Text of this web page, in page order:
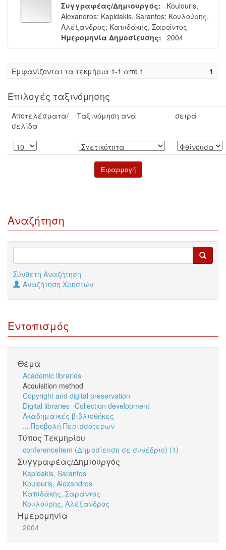
Συγγραφέας/Δημιουργός:
Koulouris,
Alexandros; Kapidakis, Sarantos; Κουλούρης,
Αλέξανδρος; Καπιδάκης, Σαράντος
Ημερομηνία Δημοσίευσης: 2004
Eμφανίζονται τα τεκμήρια 1-1 από 1 1
Επιλογές ταξινόμησης
Αποτελέσματα/
σελίδα
Ταξινόμηση ανά σειρά
Αναζήτηση
Σύνθετη Αναζήτηση
Αναζήτηση Χρηστών
Εντοπισμός
Θέμα
Academic libraries
Acquisition method
Copyright and digital preservation
Digital libraries--Collection development
Ακαδημαϊκές βιβλιοθήκες
... Προβολή Περισσότερων
Τύπος Τεκμηρίου
conferenceItem (Δημοσίευση σε συνέδριο) (1)
Συγγραφέας/Δημιουργός
Kapidakis, Sarantos
Koulouris, Alexandros
Καπιδάκης, Σαράντος
Κουλούρης, Αλέξανδρος
Ημερομηνία
2004